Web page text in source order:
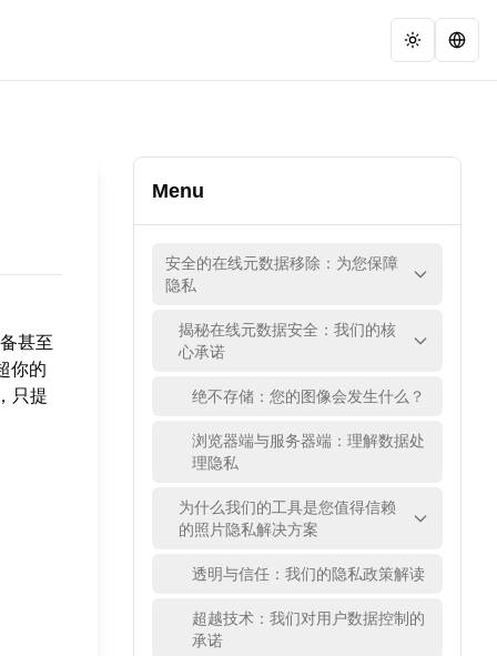
甚至
你的
只提
Menu
安全的在线元数据移除：为您保障
隐私
揭秘在线元数据安全：我们的核
心承诺
绝不存储：您的图像会发生什么？
浏览器端与服务器端：理解数据处
理隐私
为什么我们的工具是您值得信赖
的照片隐私解决方案
透明与信任：我们的隐私政策解读
超越技术：我们对用户数据控制的
承诺